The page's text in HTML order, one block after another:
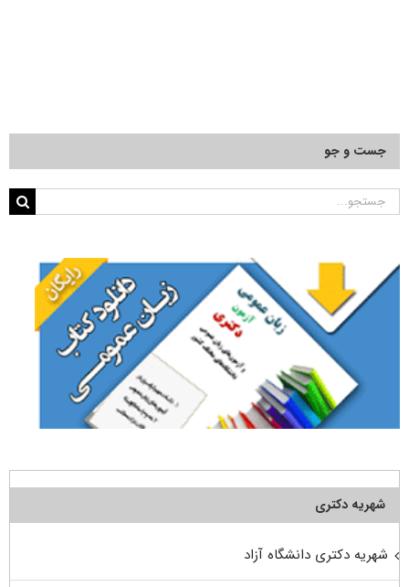
جست و جو
جستجو
شهریه دکتری
شهریه دکتری دانشگاه آزاد